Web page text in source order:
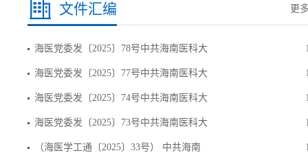
文件汇编 更
海医党委发〔2025〕78号中共海南医科大
海医党委发〔2025〕77号中共海南医科大
海医党委发〔2025〕74号中共海南医科大
海医党委发〔2025〕73号中共海南医科大
（海医学工通〔2025〕33号） 中共海南